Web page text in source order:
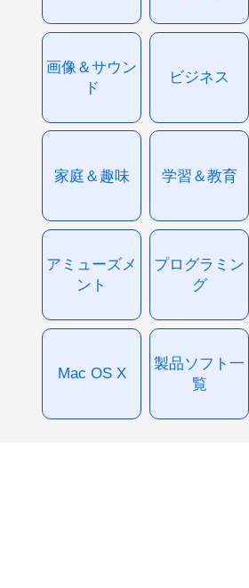
画像＆サウン
ド
ビジネス
家庭＆趣味 学習＆教育
アミューズメ
ント
プログラミン
グ
Mac OS X
製品ソフト一
覧